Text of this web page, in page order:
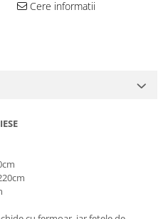
Cere informatii